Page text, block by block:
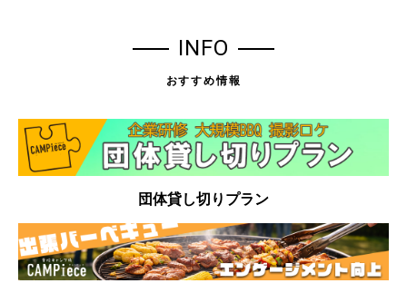
INFO
おすすめ情報
団体貸し切りプラン